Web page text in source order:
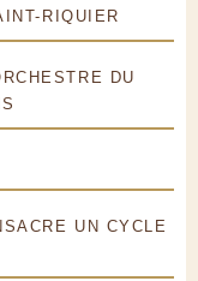
RIQUIER
DU
UN CYCLE